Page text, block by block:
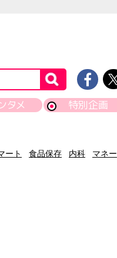
タメ 特別企画
ート 食品保存 内科
マネー